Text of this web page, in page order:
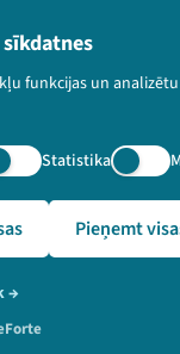
funkcijas un
Statistika
Pieņemt
→
Nepalaid garām
festivals-